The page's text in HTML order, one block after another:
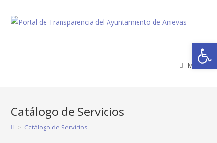
Menú
Catálogo de Servicios
> Catálogo de Servicios
Abrir barra de herramientas